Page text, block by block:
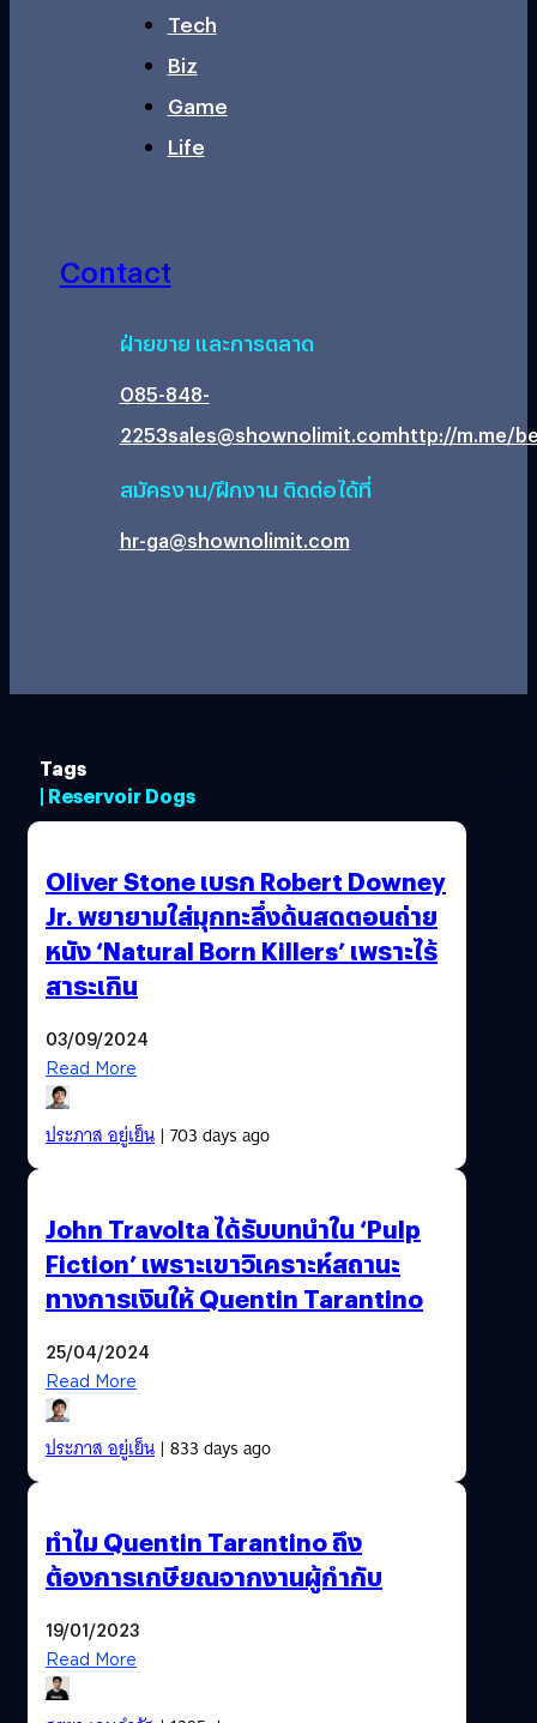
Tech
Biz
Game
Life
Contact
ฝ่ายขาย และการตลาด
085-848-
2253sales@shownolimit.comhttp://m.me/
สมัครงาน/ฝึกงาน ติดต่อได้ที่
hr-ga@shownolimit.com
Tags
| Reservoir Dogs
Oliver Stone เบรก Robert Downey
Jr. พยายามใส่มุกทะลึ่งด้นสดตอนถ่าย
หนัง ‘Natural Born Killers’ เพราะไร้
สาระเกิน
03/09/2024
Read More
ประภาส อยู่เย็น| 703 days ago
John Travolta ได้รับบทนำใน ‘Pulp
Fiction’ เพราะเขาวิเคราะห์สถานะ
ทางการเงินให้ Quentin Tarantino
25/04/2024
Read More
ประภาส อยู่เย็น| 833 days ago
ทำไม Quentin Tarantino ถึง
ต้องการเกษียณจากงานผู้กำกับ
19/01/2023
Read More